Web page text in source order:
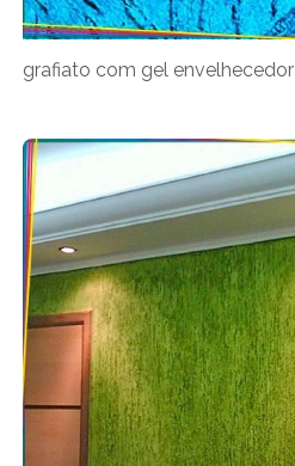
grafiato com gel envelhecedor